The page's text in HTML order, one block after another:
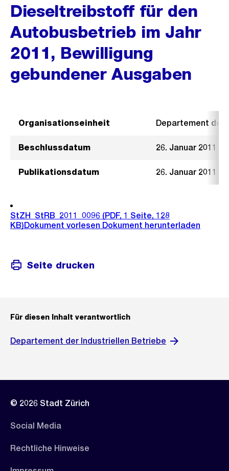
Dieseltreibstoff für den
Autobusbetrieb im Jahr
2011, Bewilligung
gebundener Ausgaben
Organisationseinheit Departement der
Beschlussdatum 26. Januar 2011
Publikationsdatum 26. Januar 2011
StZH_StRB_2011_0096 (PDF, 1 Seite, 128
KB)Dokument vorlesen Dokument herunterladen
Seite drucken
Für diesen Inhalt verantwortlich
Departement der Industriellen Betriebe
© 2026 Stadt Zürich
Social Media
Rechtliche Hinweise